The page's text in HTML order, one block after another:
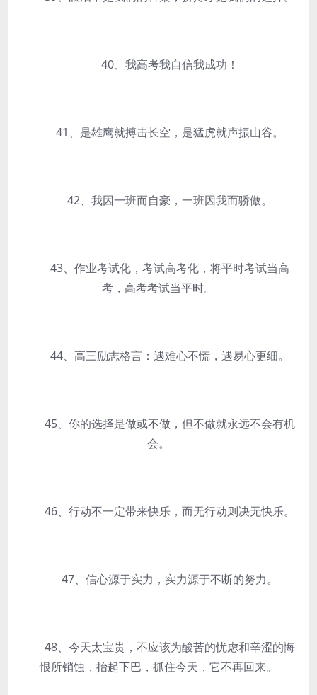
40、我高考我自信我成功！
41、是雄鹰就搏击长空，是猛虎就声振山谷。
42、我因一班而自豪，一班因我而骄傲。
43、作业考试化，考试高考化，将平时考试当高
考，高考考试当平时。
44、高三励志格言：遇难心不慌，遇易心更细。
45、你的选择是做或不做，但不做就永远不会有机
会。
46、行动不一定带来快乐，而无行动则决无快乐。
47、信心源于实力，实力源于不断的努力。
48、今天太宝贵，不应该为酸苦的忧虑和辛涩的悔
恨所销蚀，抬起下巴，抓住今天，它不再回来。